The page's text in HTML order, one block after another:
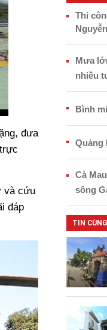
đưa
và cứu
đáp
Thi
Mưa
nhiều
Bình
Quảng
Cà
sông
TIN